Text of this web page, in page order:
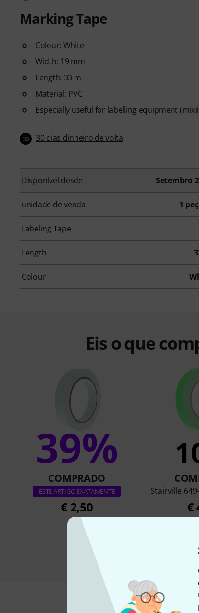
Marking Tape
Colour: White
Width: 19 mm
Length: 33 m
Material: PVC
Especially useful for labelling equipment
30 30 dias dinheiro de volta
Disponível desde Setembro
unidade de venda 1
Labeling Tape
Length
Colour
Eis o que
39%
COMPRADO
ESTE ARTIGO EXATAMENTE
€ 2,50
Stairville
€